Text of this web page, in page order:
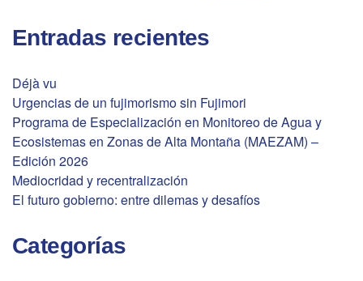
Entradas recientes
Déjà vu
Urgencias de un fujimorismo sin Fujimori
Programa de Especialización en Monitoreo de Agua y
Ecosistemas en Zonas de Alta Montaña (MAEZAM) –
Edición 2026
Mediocridad y recentralización
El futuro gobierno: entre dilemas y desafíos
Categorías